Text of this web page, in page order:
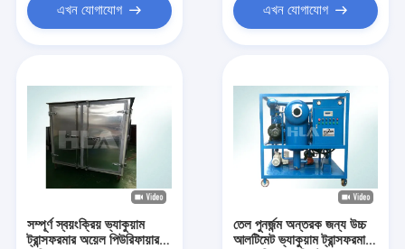
এখন যোগাযোগ এখন যোগাযোগ
সম্পূর্ণ স্বয়ংক্রিয় ভ্যাকুয়াম
ট্রান্সফরমার অয়েল পিউরিফায়ার
তেল পুনর্জন্ম অন্তরক জন্য উচ্চ
আলটিমেট ভ্যাকুয়াম ট্রান্সফরমার